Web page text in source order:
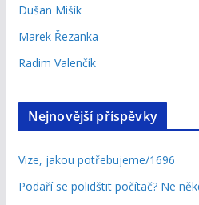
Dušan Mišík
Marek Řezanka
Radim Valenčík
Nejnovější příspěvky
Vize, jakou potřebujeme/1696
Podaří se polidštit počítač? Ne